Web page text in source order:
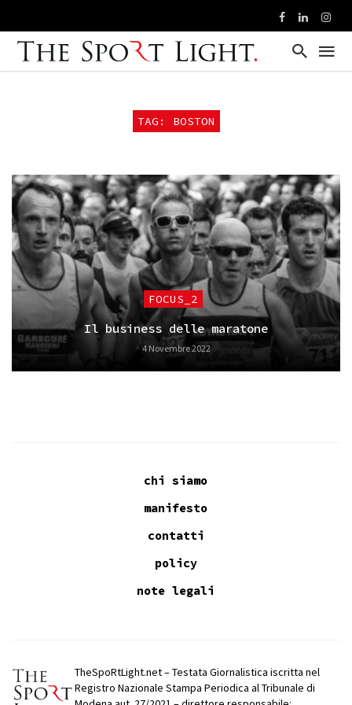
TAG: BOSTON
FOCUS_2
Il business delle maratone
4 Novembre 2022
chi siamo
manifesto
contatti
policy
note legali
TheSpoRtLight.net – Testata Giornalistica iscritta nel
Registro Nazionale Stampa Periodica al Tribunale di